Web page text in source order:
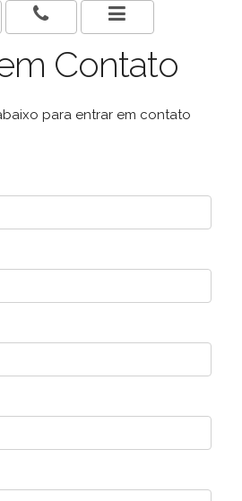
Contato
para entrar em contato